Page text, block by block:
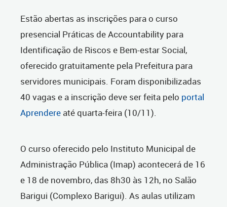
Estão abertas as inscrições para o curso
presencial Práticas de Accountability para
Identificação de Riscos e Bem-estar Social,
oferecido gratuitamente pela Prefeitura para
servidores municipais. Foram disponibilizadas
40 vagas e a inscrição deve ser feita pelo portal
Aprendere até quarta-feira (10/11).
O curso oferecido pelo Instituto Municipal de
Administração Pública (Imap) acontecerá de 16
e 18 de novembro, das 8h30 às 12h, no Salão
Barigui (Complexo Barigui). As aulas utilizam